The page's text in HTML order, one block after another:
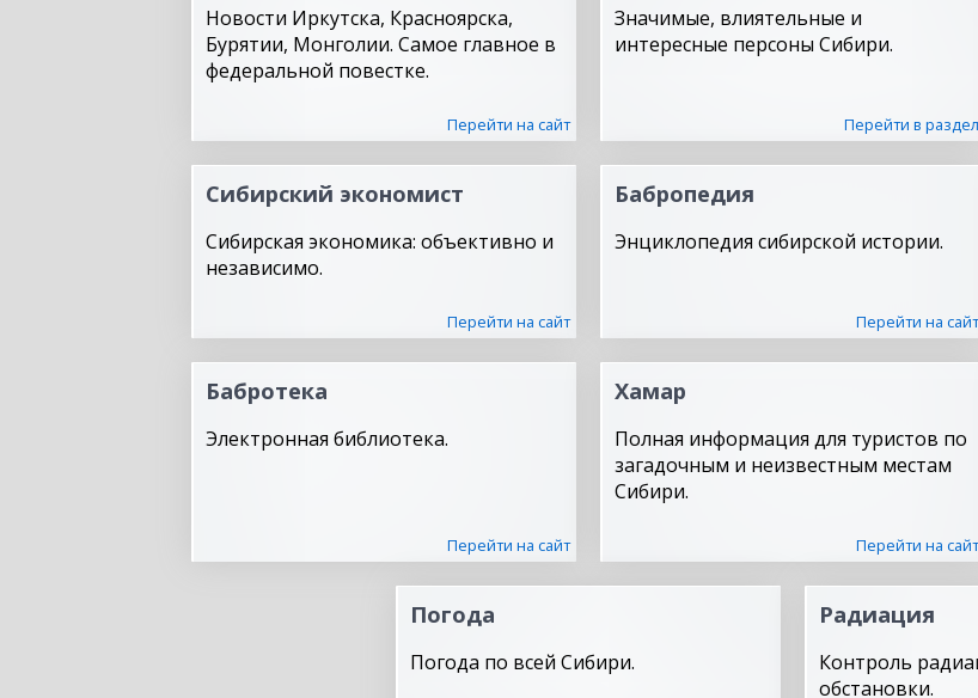
Новости Иркутска, Красноярска,
Бурятии, Монголии. Самое главное в
федеральной повестке.
Перейти на сайт
Значимые, влиятельные и
интересные персоны Сибири.
Перейти в раздел
Сибирский экономист
Сибирская экономика: объективно и
независимо.
Перейти на сайт
Бабропедия
Энциклопедия сибирской истории.
Перейти на сайт
Бабротека
Электронная библиотека.
Перейти на сайт
Хамар
Полная информация для туристов по
загадочным и неизвестным местам
Сибири.
Перейти на сайт
Погода
Погода по всей Сибири.
Радиация
Контроль
обстановки.